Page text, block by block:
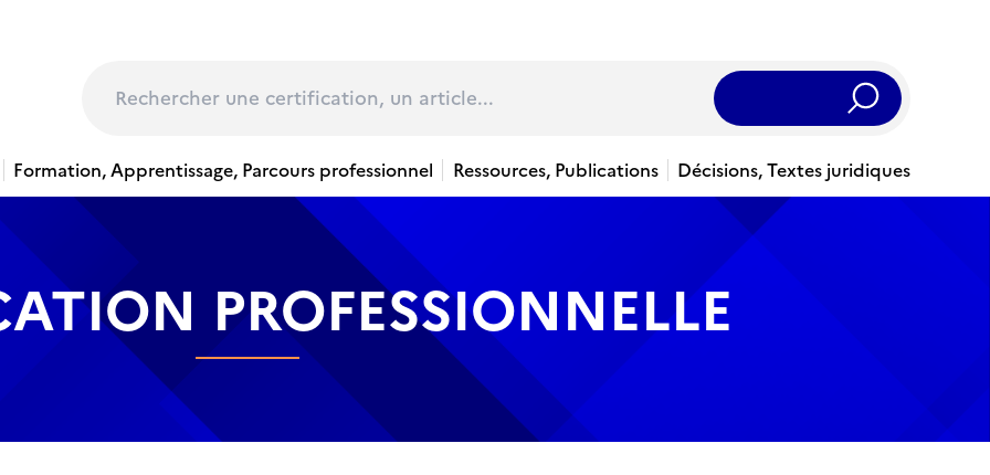
Rechercher
Formation, Apprentissage, Parcours professionnel Ressources, Publications Décisions, Textes juridiques
PROFESSIONNELLE